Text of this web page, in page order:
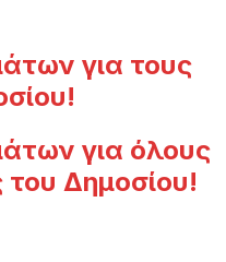
για τους
για όλους
Δημοσίου!